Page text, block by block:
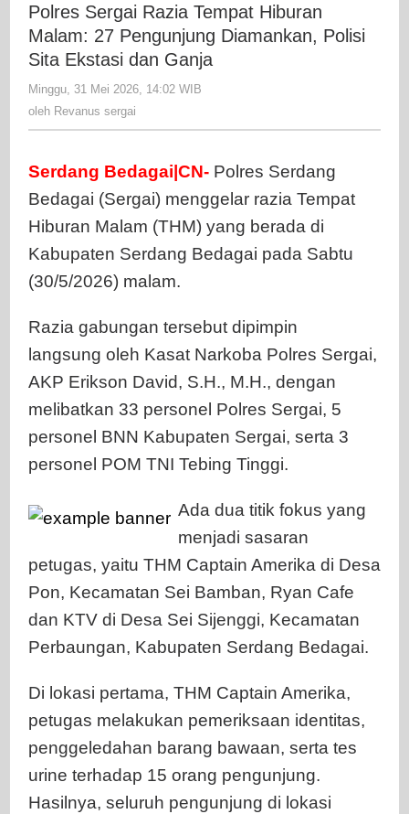
Tempat
Ekstasi
Ganja
Polres Sergai Razia Tempat Hiburan
Malam: 27 Pengunjung Diamankan, Polisi
Sita Ekstasi dan Ganja
Minggu, 31 Mei 2026, 14:02 WIB
oleh Revanus sergai
Serdang Bedagai|CN- Polres Serdang
Bedagai (Sergai) menggelar razia Tempat
Hiburan Malam (THM) yang berada di
Kabupaten Serdang Bedagai pada Sabtu
(30/5/2026) malam.
Razia gabungan tersebut dipimpin
langsung oleh Kasat Narkoba Polres Sergai,
AKP Erikson David, S.H., M.H., dengan
melibatkan 33 personel Polres Sergai, 5
personel BNN Kabupaten Sergai, serta 3
personel POM TNI Tebing Tinggi.
Ada dua titik fokus yang
menjadi sasaran
petugas, yaitu THM Captain Amerika di Desa
Pon, Kecamatan Sei Bamban, Ryan Cafe
dan KTV di Desa Sei Sijenggi, Kecamatan
Perbaungan, Kabupaten Serdang Bedagai.
Di lokasi pertama, THM Captain Amerika,
petugas melakukan pemeriksaan identitas,
penggeledahan barang bawaan, serta tes
urine terhadap 15 orang pengunjung.
Hasilnya, seluruh pengunjung di lokasi